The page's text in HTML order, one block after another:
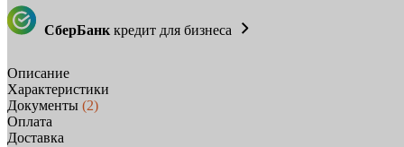
СберБанк кредит для бизнеса
Описание
Характеристики
Документы (2)
Оплата
Доставка